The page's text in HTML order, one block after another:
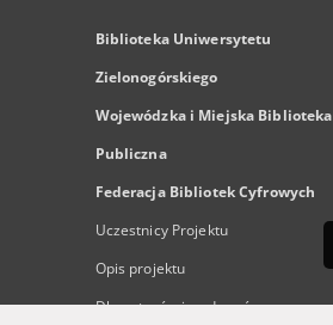
Biblioteka Uniwersytetu
Zielonogórskiego
Wojewódzka i Miejska Biblioteka
Publiczna
Federacja Bibliotek Cyfrowych
Uczestnicy Projektu
Opis projektu
Dla autorów i wydawców